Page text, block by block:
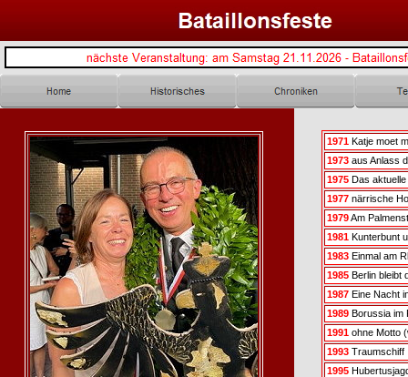
1971 Katje moet
1973 aus Anlass
1975 Das
1977 närrische
1979Am
1981 Kunterbunt
1983 Einmal am
1985 Berlin bleibt
1987 Eine Nacht
1989 Borussia im
1991 ohne Motto
1993 Traumschiff
1995